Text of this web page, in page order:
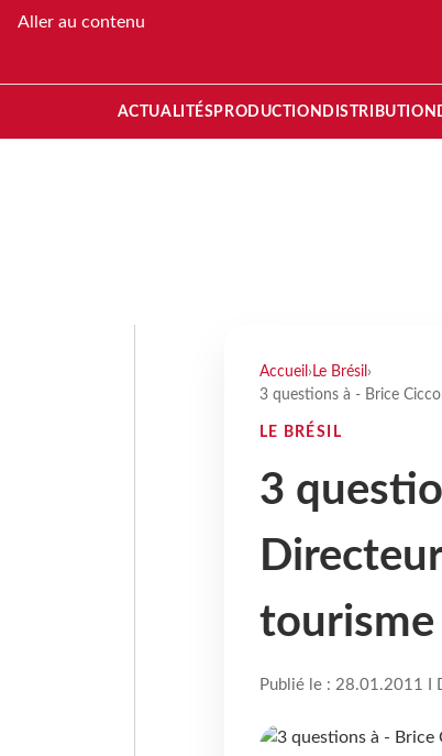
Aller au contenu
ACTUALITÉS PRODUCTION DISTRIBUTION
Accueil › Le Brésil ›
3 questions à - Brice
LE BRÉSIL
3
tourisme
Publié le : 28.01.2011 I